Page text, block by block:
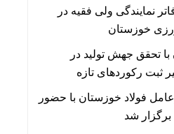
نمایندگی ولی فقیه در
خوزستان
تحقق جهش تولید در
ثبت رکوردهای تازه
فولاد خوزستان با حضور